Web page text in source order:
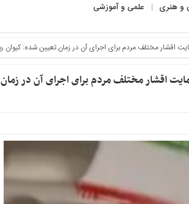
و هنری علمی و آموزشی
حمایت اقشار مختلف مردم برای اجرای آن در زمان